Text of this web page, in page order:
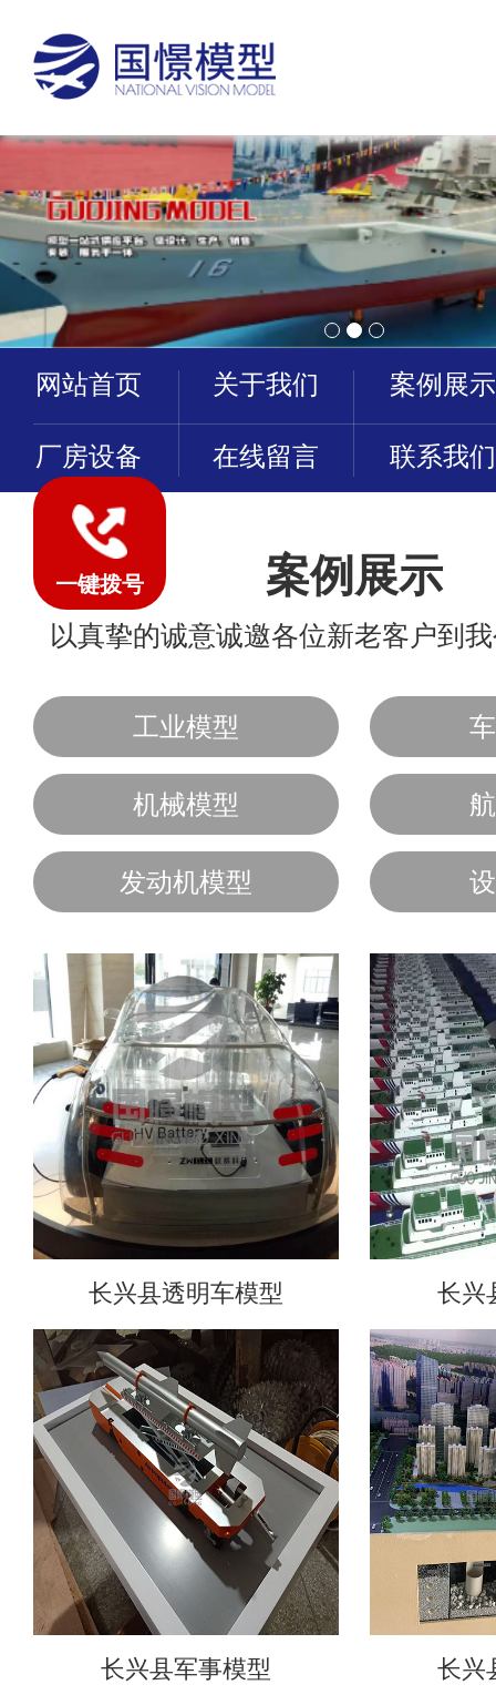
网站首页 关于我们 案例展示
厂房设备 在线留言 联系我们
案例展示
以真挚的诚意诚邀各位新老客户到
工业模型
机械模型
发动机模型
长兴县透明车模型 长兴
长兴县军事模型 长兴
一键拨号